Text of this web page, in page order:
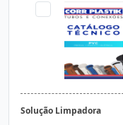
Solução Limpadora